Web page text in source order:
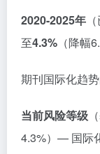
2020-2025年
至4.3% （降幅
期刊国际化趋
当前风险等级
4.3%）— 国际